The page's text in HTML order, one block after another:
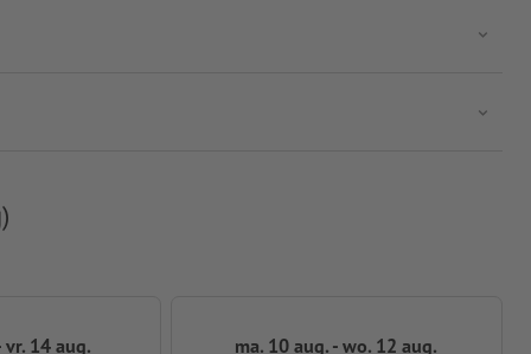
vr. 14 aug.
ma. 10 aug. - wo. 12 aug.